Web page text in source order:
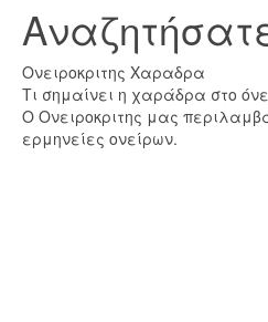
Ονειροκριτης Χαραδρα
Τι σημαίνει η χαράδρα στο
Ο Ονειροκριτης μας
ερμηνείες ονείρων.